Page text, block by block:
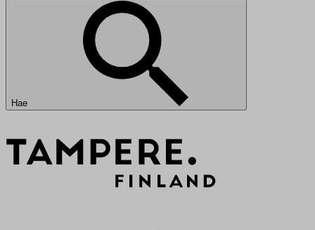
Hae